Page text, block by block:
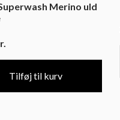
Merino uld
Tilføj til kurv